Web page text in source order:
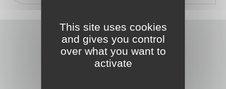
This site uses cookies
and gives you control
over what you want to
activate